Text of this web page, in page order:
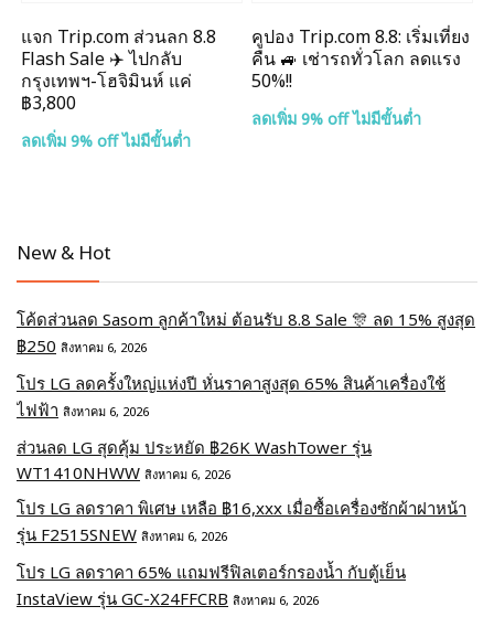
แจก Trip.com ส่วนลก 8.8
Flash Sale ✈️ ไปกลับ
กรุงเทพฯ-โฮจิมินห์ แค่
฿3,800
ลดเพิ่ม 9% off ไม่มีขั้นต่ำ
คูปอง Trip.com 8.8: เริ่มเที่ยง
คืน 🚙 เช่ารถทั่วโลก ลดแรง
50%!!
ลดเพิ่ม 9% off ไม่มีขั้นต่ำ
New & Hot
โค้ดส่วนลด Sasom ลูกค้าใหม่ ต้อนรับ 8.8 Sale 🎊 ลด 15% สูงสุด
฿250 สิงหาคม 6, 2026
โปร LG ลดครั้งใหญ่แห่งปี หั่นราคาสูงสุด 65% สินค้าเครื่องใช้
ไฟฟ้า สิงหาคม 6, 2026
ส่วนลด LG สุดคุ้ม ประหยัด ฿26K WashTower รุ่น
WT1410NHWW สิงหาคม 6, 2026
โปร LG ลดราคา พิเศษ เหลือ ฿16,xxx เมื่อซื้อเครื่องซักผ้าฝาหน้า
รุ่น F2515SNEW สิงหาคม 6, 2026
โปร LG ลดราคา 65% แถมฟรีฟิลเตอร์กรองน้ำ กับตู้เย็น
InstaView รุ่น GC-X24FFCRB สิงหาคม 6, 2026